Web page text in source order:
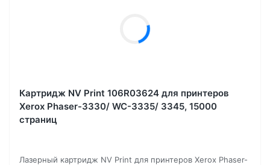
Картридж NV Print 106R03624 для принтеров
Xerox Phaser-3330/ WC-3335/ 3345, 15000
страниц
Лазерный картридж NV Print для принтеров Xerox Phaser-